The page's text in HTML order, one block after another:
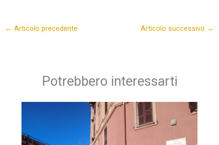
← Articolo precedente Articolo successivo →
Potrebbero interessarti